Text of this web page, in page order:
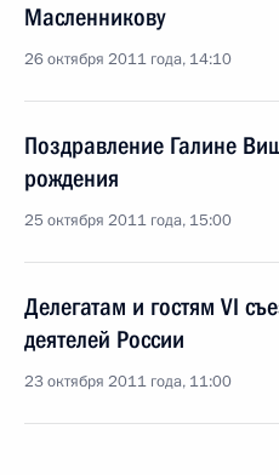
Масленникову
26 октября 2011 года, 14:10
Поздравление Галине
рождения
25 октября 2011 года, 15:00
Делегатам и гостям VI
деятелей России
23 октября 2011 года, 11:00